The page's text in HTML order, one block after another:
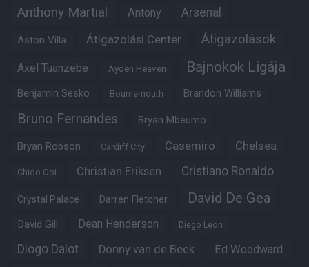
Anthony Martial Antony Arsenal
Aston Villa Átigazolási Center Átigazolások
Axel Tuanzebe Ayden Heaven Bajnokok Ligája
Benjamin Sesko Bournemouth Brandon Williams
Bruno Fernandes Bryan Mbeumo
Bryan Robson Cardiff City Casemiro Chelsea
Chido Obi Christian Eriksen Cristiano Ronaldo
Crystal Palace Darren Fletcher David De Gea
David Gill Dean Henderson Diego Leon
Diogo Dalot Donny van de Beek Ed Woodward